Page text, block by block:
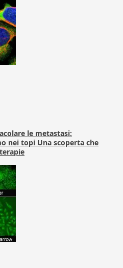
le metastasi:
nei topi Una scoperta che